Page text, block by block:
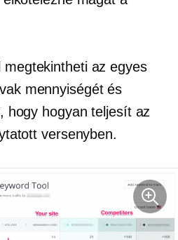
megtekintheti az egyes
mennyiségét és
hogy hogyan teljesít az
versenyben.